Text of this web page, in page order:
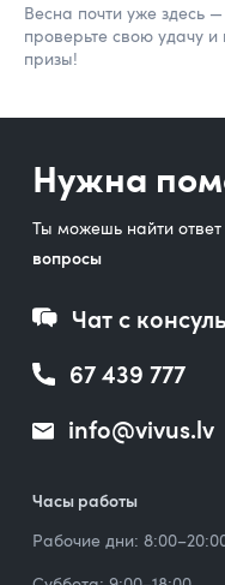
Весна почти уже здесь
проверьте свою удачу
призы!
Нужна
Ты можешь найти
вопросы
Чат с
67 439 777
info@vivus.lv
Часы работы
Рабочие дни: